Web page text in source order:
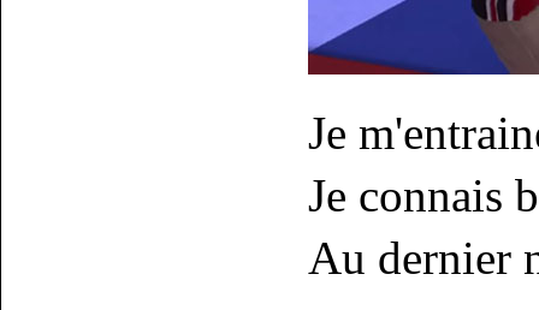
Je
Je connais
Au dernier